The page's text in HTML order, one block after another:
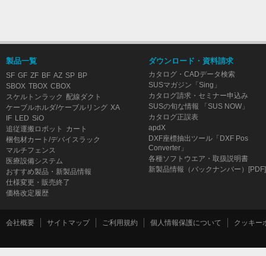
製品一覧
SF GF ZF BF AZ SP BP
SBOX TBOX CBOX
スケルトンラック 配線ダクト
ケーブルホルダ/ケーブルリング XA
IF LED SiO
追従運搬ロボット
カート
梱包材カート/デバイスラック
マルチフェンス
医療設備システム
おすすめ製品・新製品情報
仕様変更・販売終了
価格改定履歴
ダウンロード・資料請求
カタログ・CADデータ検索
SUSマガジン「Sing」
カタログ請求・セミナー申込み
SUSの旬な情報 「SUS NOW」
カタログ正誤表
apdX
DXF座標抽出ツール「DXF Pos
Converter」
各種ソフトウエア・取扱説明書
新製品情報（バックナンバー）[PDF]
会社概要 サイトマップ ご利用規約 個人情報保護について クッキー